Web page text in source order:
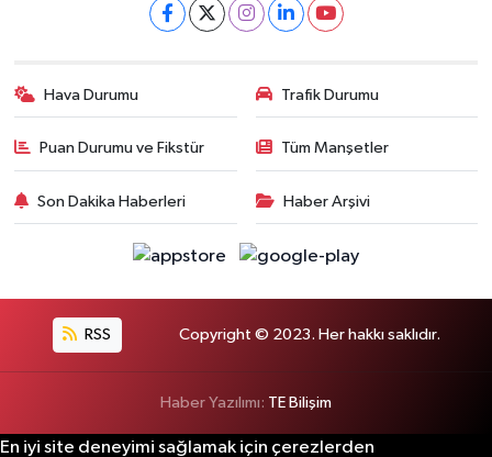
Hava Durumu Trafik Durumu
Puan Durumu ve Fikstür Tüm Manşetler
Son Dakika Haberleri Haber Arşivi
RSS Copyright © 2023. Her hakkı saklıdır.
Haber Yazılımı: TE Bilişim
En iyi site deneyimi sağlamak için çerezlerden